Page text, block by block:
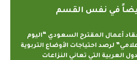
أيضاً في نفس القسم
أعمال المقترح السعودي “اليوم
لرصد احتياجات الأوضاع التربوية
العربية التي تعاني النزاعات